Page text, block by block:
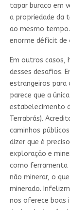
tapar buraco em
a propriedade da
ao mesmo
enorme déficit de
Em outros casos,
desses desafios.
estrangeiros para
parece que a
estabelecimento
Terrabrás).
caminhos
dizer que é
exploração e
como ferramenta
não minerar, o
minerado.
nos oferece boas